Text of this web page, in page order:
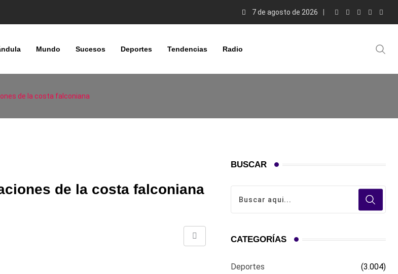
7 de agosto de 2026
Mundo Sucesos Deportes Tendencias Radio
de la costa falconiana
de la costa falconiana
BUSCAR
CATEGORÍAS
Deportes (3.004)